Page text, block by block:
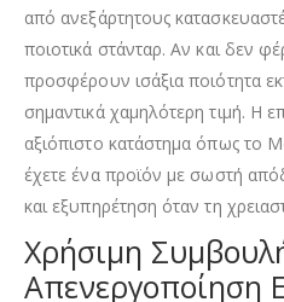
από ανεξάρτητους
ποιοτικά στάνταρ. Αν και δεν
προσφέρουν ισάξια ποιότητα
σημαντικά χαμηλότερη τιμή. Η
αξιόπιστο κατάστημα όπως το
έχετε ένα προϊόν με σωστή
και εξυπηρέτηση όταν τη
Χρήσιμη
Απενεργοποίηση